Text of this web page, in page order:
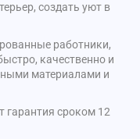
создать уют в
работники,
качественно и
материалами и
гарантия сроком 12